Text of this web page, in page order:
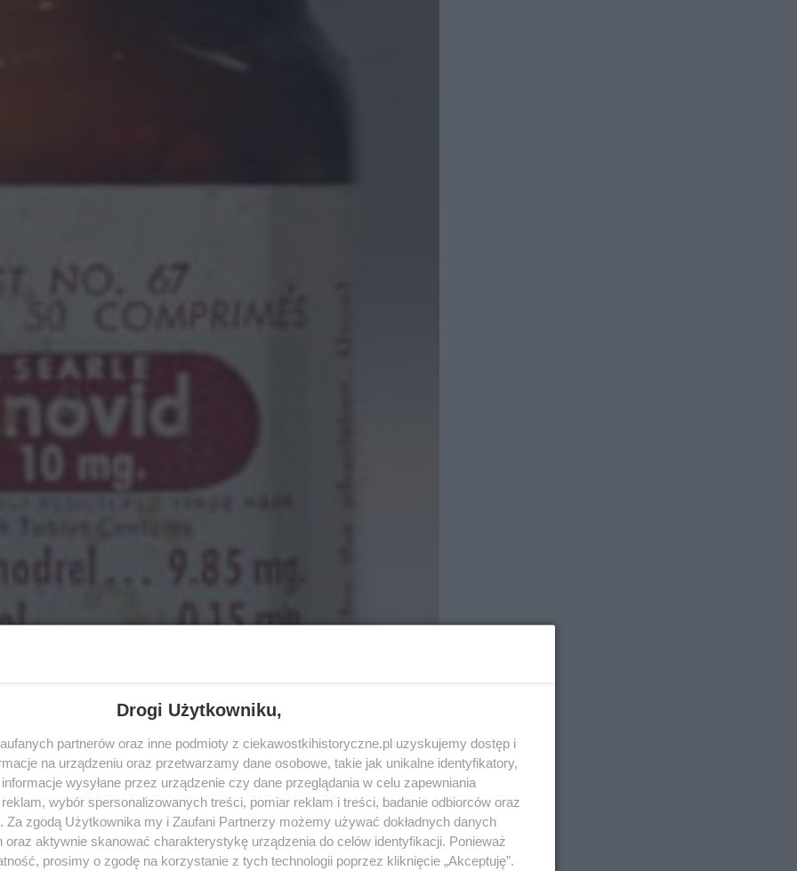
Drogi Użytkowniku,
partnerów oraz inne podmioty z ciekawostkihistoryczne.pl uzyskujemy dostęp i
na urządzeniu oraz przetwarzamy dane osobowe, takie jak unikalne identyfikatory,
wysyłane przez urządzenie czy dane przeglądania w celu zapewniania
wybór spersonalizowanych treści, pomiar reklam i treści, badanie odbiorców oraz
Za zgodą Użytkownika my i Zaufani Partnerzy możemy używać dokładnych danych
oraz aktywnie skanować charakterystykę urządzenia do celów identyfikacji. Ponieważ
prosimy o zgodę na korzystanie z tych technologii poprzez kliknięcie „Akceptuję”.